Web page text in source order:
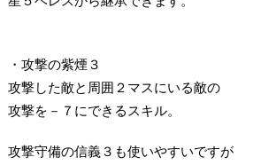
・攻撃の紫煙３
攻撃した敵と周囲２マスにいる敵の
攻撃を－７にできるスキル。
攻撃守備の信義３も使いやすいですが